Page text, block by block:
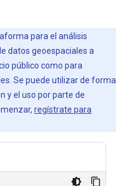
para el análisis
datos geoespaciales a
público como para
Se puede utilizar de forma
y el uso por parte de
regístrate para